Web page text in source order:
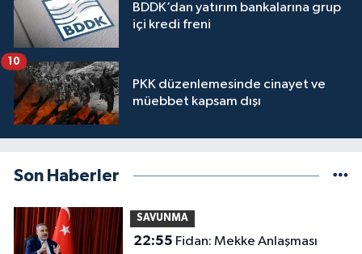
BDDK’dan yatırım bankalarına grup
içi kredi freni
PKK düzenlemesinde cinayet ve
müebbet kapsam dışı
10
Son Haberler
SAVUNMA
22:55